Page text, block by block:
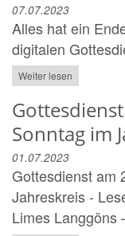
07.07.2023
Alles hat ein
digitalen
Weiter lesen
Sonntag im
01.07.2023
Gottesdienst am
Jahreskreis -
Limes Langgöns